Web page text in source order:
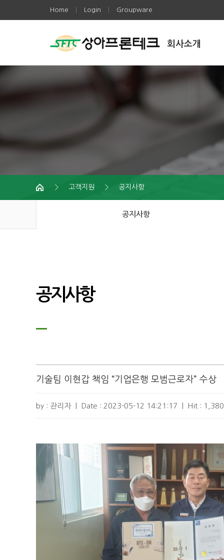
Home Login Groupware
회사소개
고객지원 공지사항
공지사항
공지사항
기술팀 이현갑 책임 “기업은행 모범근로자” 수상
by : 관리자 Date : 2023-05-12 14:21:17 Hit : 1,380